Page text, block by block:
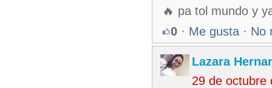
🔥 pa tol mundo y
0 · Me gusta · No
Lazara
29 de octubre